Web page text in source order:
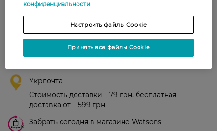
Доставка
Новая почта
В отделение Новой почты - 99 грн, бесплатно
Укрпочта
Стоимость доставки – 79 грн, бесплатная
доставка от – 599 грн
Забрать сегодня в магазине Watsons
конфиденциальности
Настроить файлы Cookie
Принять все файлы Cookie